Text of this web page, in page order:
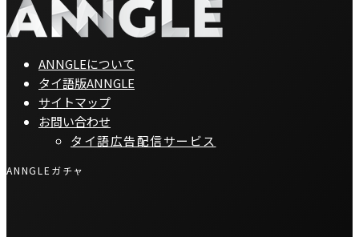
ANNGLEについて
タイ語版ANNGLE
サイトマップ
お問い合わせ
タイ語広告配信サービス
ANNGLEガチャ